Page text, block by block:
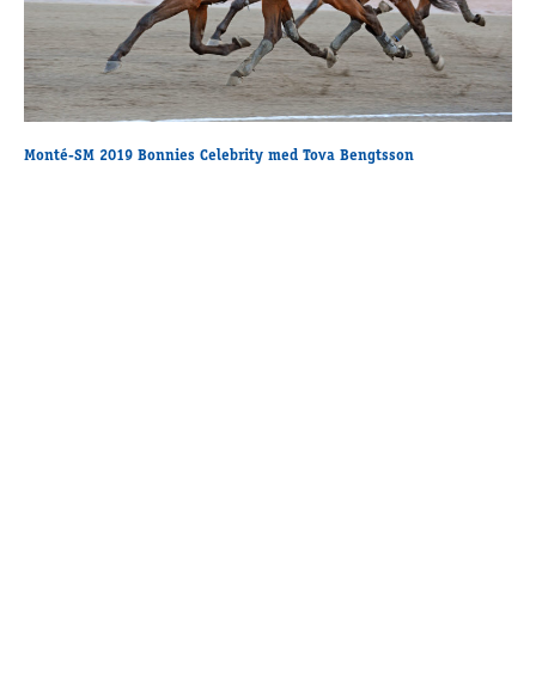
Ridsport
Om travskolan
Licenskurser
Monté-SM 2019 Bonnies Celebrity med Tova Bengtsson